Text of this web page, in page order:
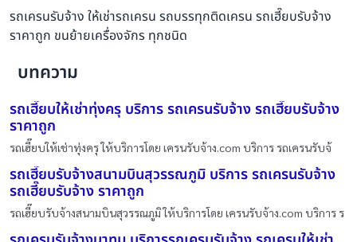
รถเครนรับจ้าง ให้เช่ารถเครน รถบรรทุกติดเครน รถเฮี๊ยบรับจ้าง
ราคาถูก ขนย้ายเครื่องจักร ทุกชนิด
บทความ
รถเฮี๊ยบให้เช่าทุ่งครุ บริการ รถเครนรับจ้าง รถเฮี๊ยบรับจ้าง
ราคาถูก
รถเฮี๊ยบให้เช่าทุ่งครุ ให้บริการโดย เครนรับจ้าง.com บริการ รถเครนรับจ้
รถเฮี๊ยบรับจ้างสนามบินสุวรรณภูมิ บริการ รถเครนรับจ้าง
รถเฮี๊ยบรับจ้าง ราคาถูก
รถเฮี๊ยบรับจ้างสนามบินสุวรรณภูมิ ให้บริการโดย เครนรับจ้าง.com บริการ ร